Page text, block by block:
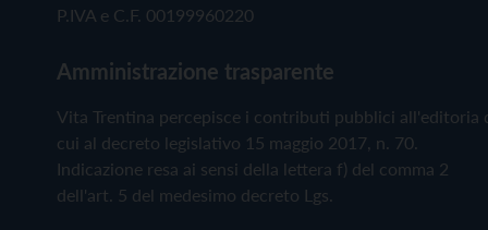
P.IVA e C.F. 00199960220
Amministrazione trasparente
Vita Trentina percepisce i contributi pubblici all'editoria
cui al decreto legislativo 15 maggio 2017, n. 70.
Indicazione resa ai sensi della lettera f) del comma 2
dell'art. 5 del medesimo decreto Lgs.